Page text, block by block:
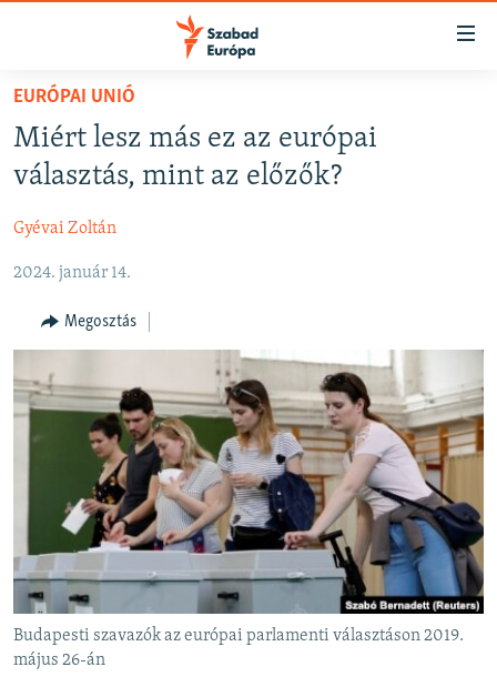
Akadálymentes
Ugrás
fő
oldalra
Ugrás
NAPIRENDEN
AKTUÁLIS
VIDEÓK
ELEMZŐ
NER15
TÁRSADALOM
DEMOKRÁCIA
A PÉNZ NYOMÁBAN
EURÓPAI UNIÓ
VILÁG
KLÍMAVÁLTOZÁS
A MÚLT TANULSÁGAI
EURÓPAI UNIÓ
Miért lesz más ez az európai
választás, mint az előzők?
Gyévai Zoltán
2024. január 14.
Megosztás
Budapesti szavazók az európai parlamenti választáson 2019.
május 26-án